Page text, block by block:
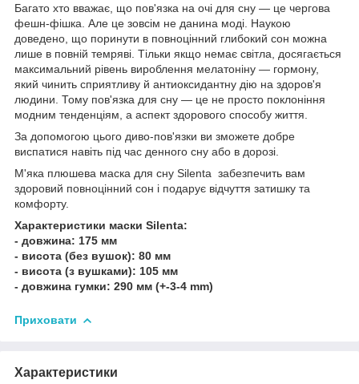
Багато хто вважає, що пов'язка на очі для сну — це чергова
фешн-фішка. Але це зовсім не данина моді. Наукою
доведено, що поринути в повноцінний глибокий сон можна
лише в повній темряві. Тільки якщо немає світла, досягається
максимальний рівень вироблення мелатоніну — гормону,
який чинить сприятливу й антиоксидантну дію на здоров'я
людини. Тому пов'язка для сну — це не просто поклоніння
модним тенденціям, а аспект здорового способу життя.
За допомогою цього диво-пов'язки ви зможете добре
виспатися навіть під час денного сну або в дорозі.
М'яка плюшева маска для сну Silenta забезпечить вам
здоровий повноцінний сон і подарує відчуття затишку та
комфорту.
Характеристики маски Silenta:
- довжина: 175 мм
- висота (без вушок): 80 мм
- висота (з вушками): 105 мм
- довжина гумки: 290 мм (+-3-4 mm)
Приховати
Характеристики